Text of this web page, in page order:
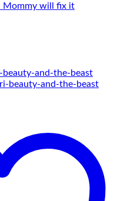
Mommy will fix it